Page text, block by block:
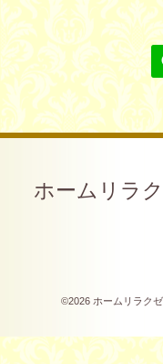
ホームリラ
©2026 ホームリラク